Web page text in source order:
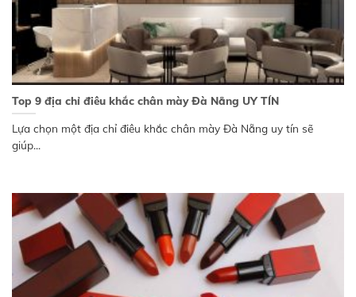
Top 9 địa chỉ điêu khắc chân mày Đà Nẵng UY TÍN
Lựa chọn một địa chỉ điêu khắc chân mày Đà Nẵng uy tín sẽ
giúp...